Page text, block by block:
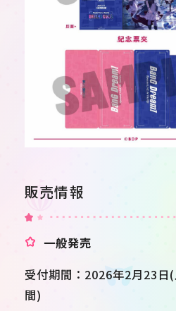
販売情報
一般発売
受付期間：2026年2月23
間)